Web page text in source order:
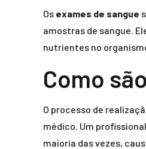
Os exames de sangue
amostras de sangue.
nutrientes no
Como
O processo de
médico. Um
maioria das vezes,